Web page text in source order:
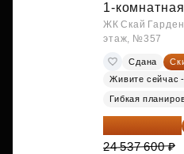
1-
ЖК Скай
этаж, №357
Сдана
Живите сейчас
Гибкая
19 630 080 ₽
24 537 600 ₽